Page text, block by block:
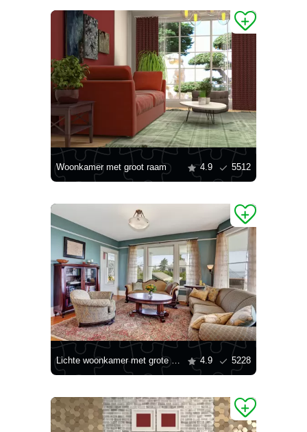
Woonkamer met groot raam 4.9 5512
Lichte woonkamer met grote raampartijen 4.9 5228